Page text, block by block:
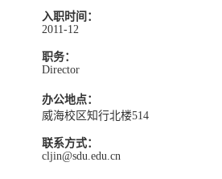
入职时间：
2011-12
职务：
Director
办公地点：
威海校区知行北楼514
联系方式：
cljin@sdu.edu.cn